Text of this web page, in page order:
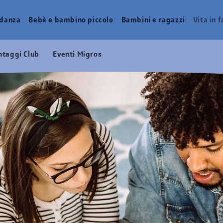
Bebè e bambino piccolo Bambini e ragazzi Vita in
Club Eventi Migros